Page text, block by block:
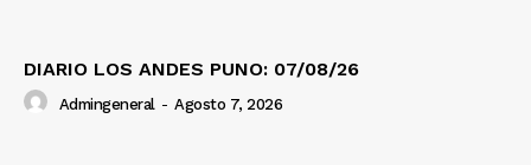
DIARIO LOS ANDES PUNO: 07/08/26
Admingeneral - Agosto 7, 2026